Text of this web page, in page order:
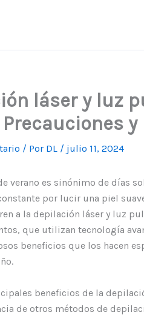
láser y luz
/ Por DL / julio 11, 2024
verano es sinónimo de días
por lucir una piel
a la depilación láser y luz
que utilizan tecnología
beneficios que los hacen
beneficios de la
de otros métodos de